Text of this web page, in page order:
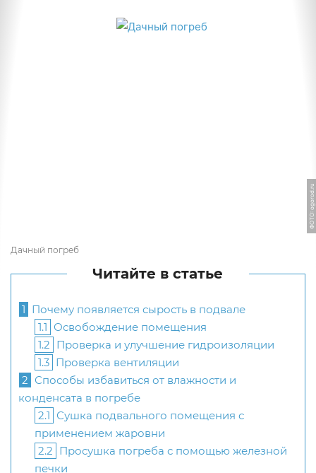
ФОТО: ogorod.ru
Дачный погреб
Читайте в статье
1 Почему появляется сырость в подвале
1.1 Освобождение помещения
1.2 Проверка и улучшение гидроизоляции
1.3 Проверка вентиляции
2 Способы избавиться от влажности и
конденсата в погребе
2.1 Сушка подвального помещения с
применением жаровни
2.2 Просушка погреба с помощью железной
печки